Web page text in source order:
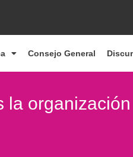
Consejo General
la